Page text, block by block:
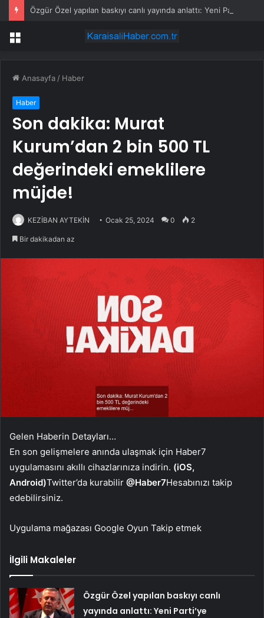
Menü
Anasayfa / Haber
Haber
Son dakika: Murat
Kurum’dan 2 bin 500 TL
değerindeki emeklilere
müjde!
KEZİBAN AYTEKİN Ocak 25, 2024 0 2
Bir dakikadan az
Gelen Haberin Detayları…
En son gelişmelere anında ulaşmak için Haber7
uygulamasını akıllı cihazlarınıza indirin. (iOS,
Android)Twitter’da kurabilir @Haber7Hesabınızı takip
edebilirsiniz.
Uygulama mağazası Google Oyun Takip etmek
İlgili Makaleler
Özgür Özel yapılan baskıyı canlı
yayında anlattı: Yeni Parti’ye